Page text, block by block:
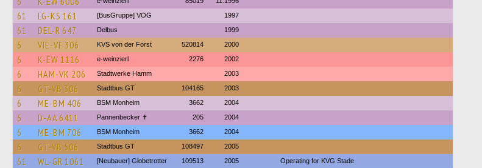
61 LG-KS 161 [BusGruppe] VOG 1997
61 DEL-R 647 Delbus 1999
6 VIE-VF 306 KVS von der Forst 520814 2000
6 K-EW 1116 e-weinzierl 2276 2002
6 HAM-VK 206 Stadtwerke Hamm 2003
6 GT-VB 306 Stadtbus GT 104165 2003
6 ME-BM 406 BSM Monheim 3662 2004
6 D-AA 6411 Pannenbecker ✝︎ 205 2004
6 ME-BM 706 BSM Monheim 3662 2004
6 GT-VB 506 Stadtbus GT 108497 2005
61 WL-GR 1061 [Neubauer] Globetrotter 109513 2005 Operating for KVG Stade